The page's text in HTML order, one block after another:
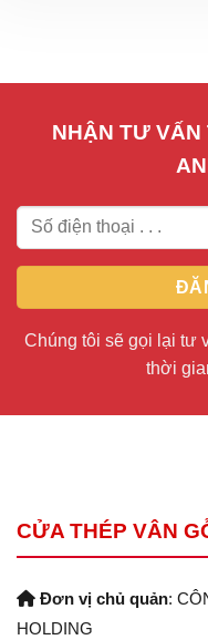
NHẬN TƯ VẤN
Chúng tôi sẽ gọi lại tư
thời
CỬA THÉP VÂN
Đơn vị chủ quản:
HOLDING